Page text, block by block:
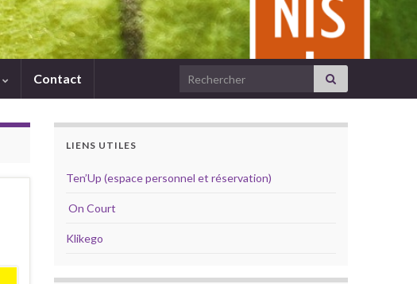
Contact Search for:
LIENS UTILES
Ten’Up (espace personnel et réservation)
On Court
Klikego